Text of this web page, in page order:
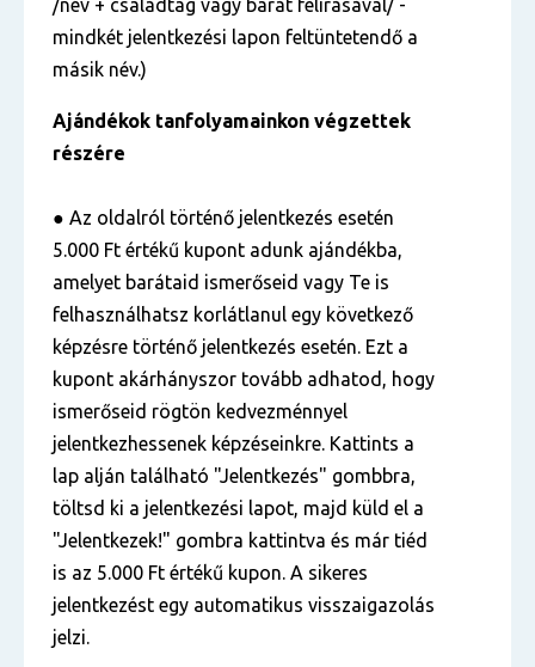
/név + családtag vagy barát felírásával/ -
mindkét jelentkezési lapon feltüntetendő a
másik név.)
Ajándékok tanfolyamainkon végzettek
részére
● Az oldalról történő jelentkezés esetén
5.000 Ft értékű kupont adunk ajándékba,
amelyet barátaid ismerőseid vagy Te is
felhasználhatsz korlátlanul egy következő
képzésre történő jelentkezés esetén. Ezt a
kupont akárhányszor tovább adhatod, hogy
ismerőseid rögtön kedvezménnyel
jelentkezhessenek képzéseinkre. Kattints a
lap alján található "Jelentkezés" gombbra,
töltsd ki a jelentkezési lapot, majd küld el a
"Jelentkezek!" gombra kattintva és már tiéd
is az 5.000 Ft értékű kupon. A sikeres
jelentkezést egy automatikus visszaigazolás
jelzi.